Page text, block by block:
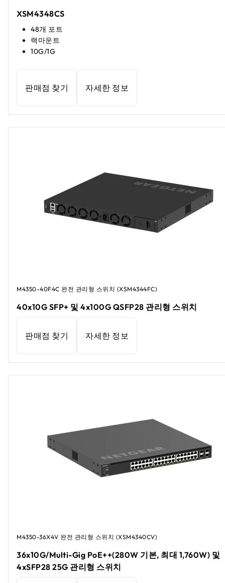
XSM4348CS
48개 포트
랙마운트
10G/1G
판매점 찾기 자세한 정보
M4350-40F4C 완전 관리형 스위치 (XSM4344FC)
40x10G SFP+ 및 4x100G QSFP28 관리형 스위치
판매점 찾기 자세한 정보
M4350-36X4V 완전 관리형 스위치 (XSM4340CV​​)
36x10G/Multi-Gig PoE++(280W 기본, 최대 1,760W) 및
4xSFP28 25G 관리형 스위치